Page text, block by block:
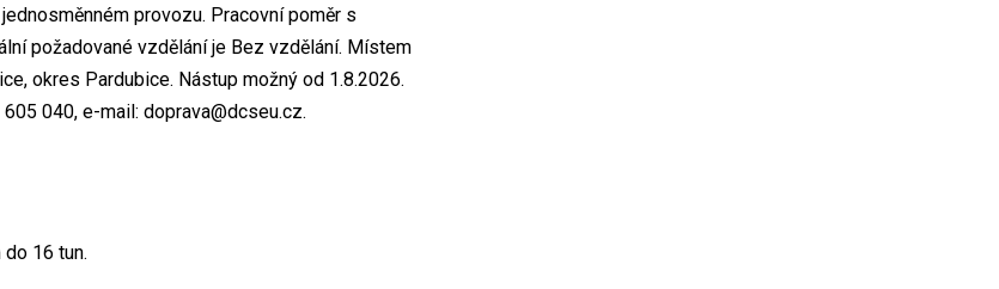
provozu. Pracovní poměr s
požadované vzdělání je Bez vzdělání. Místem
okres Pardubice. Nástup možný od 1.8.2026.
040, e-mail: doprava@dcseu.cz.
16 tun.